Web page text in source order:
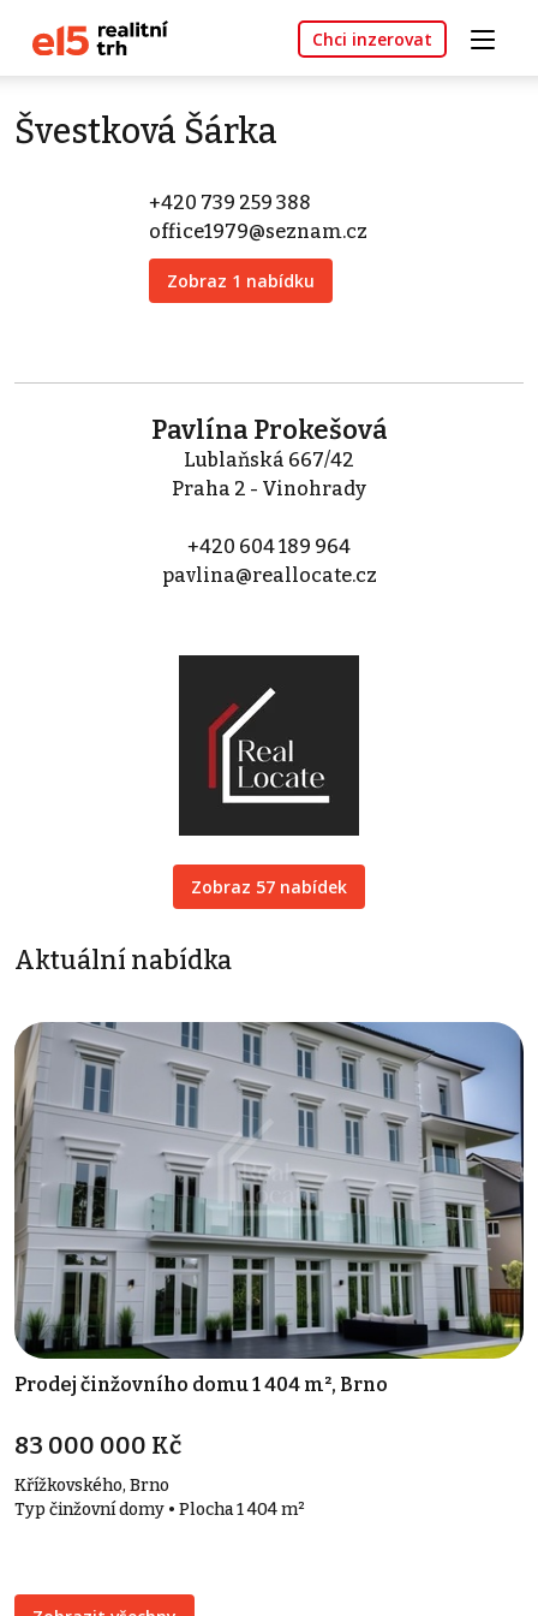
Chci inzerovat
Švestková Šárka
+420 739 259 388
office1979@seznam.cz
Zobraz 1 nabídku
Pavlína Prokešová
Lublaňská 667/42
Praha 2 - Vinohrady
+420 604 189 964
pavlina@reallocate.cz
Zobraz 57 nabídek
Aktuální nabídka
Prodej činžovního domu 1 404 m², Brno
83 000 000 Kč
Křížkovského, Brno
Typ činžovní domy • Plocha 1 404 m²